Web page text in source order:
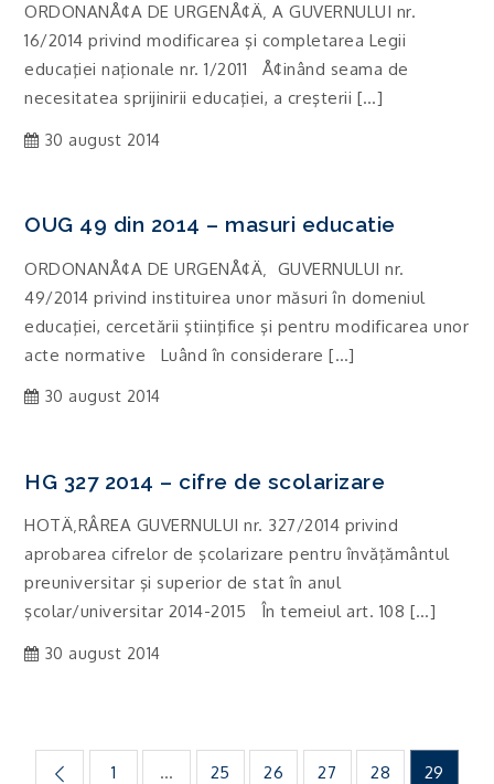
ORDONANÅ¢A DE URGENÅ¢Ä‚ A GUVERNULUI nr.
16/2014 privind modificarea şi completarea Legii
educaţiei naţionale nr. 1/2011 Å¢inând seama de
necesitatea sprijinirii educaţiei, a creşterii […]
30 august 2014
OUG 49 din 2014 – masuri educatie
ORDONANÅ¢A DE URGENÅ¢Ä‚ GUVERNULUI nr.
49/2014 privind instituirea unor măsuri în domeniul
educaţiei, cercetării ştiinţifice şi pentru modificarea unor
acte normative Luând în considerare […]
30 august 2014
HG 327 2014 – cifre de scolarizare
HOTÄ‚RÂREA GUVERNULUI nr. 327/2014 privind
aprobarea cifrelor de şcolarizare pentru învăţământul
preuniversitar şi superior de stat în anul
şcolar/universitar 2014-2015 În temeiul art. 108 […]
30 august 2014
Paginație
1 … 25 26 27 28 29